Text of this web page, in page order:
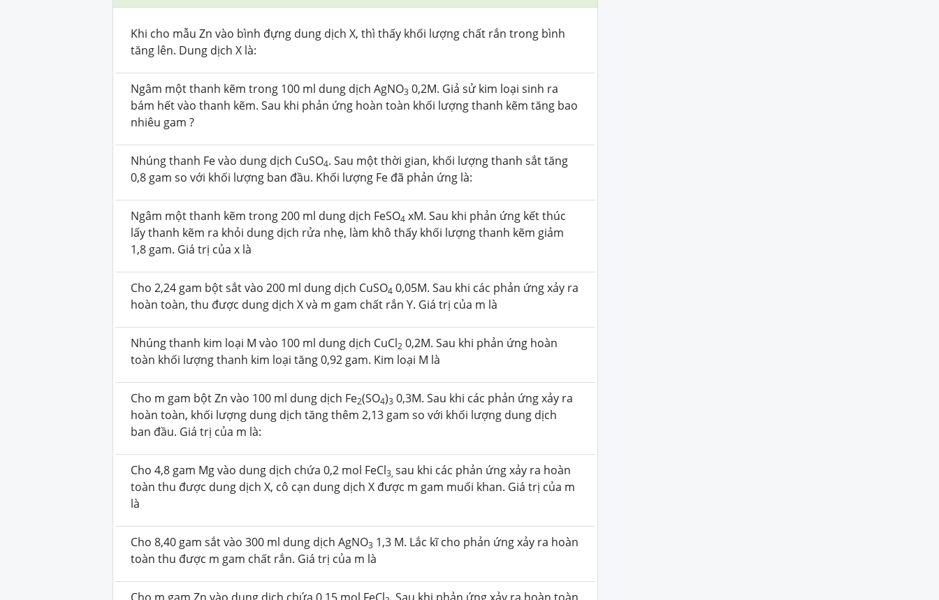
Khi cho mẫu Zn vào bình đựng dung dịch X, thì thấy khối lượng chất rắn trong bình
tăng lên. Dung dịch X là:
Ngâm một thanh kẽm trong 100 ml dung dịch AgNO3 0,2M. Giả sử kim loại sinh ra
bám hết vào thanh kẽm. Sau khi phản ứng hoàn toàn khối lượng thanh kẽm tăng bao
nhiêu gam ?
Nhúng thanh Fe vào dung dịch CuSO4. Sau một thời gian, khối lượng thanh sắt tăng
0,8 gam so với khối lượng ban đầu. Khối lượng Fe đã phản ứng là:
Ngâm một thanh kẽm trong 200 ml dung dịch FeSO4 xM. Sau khi phản ứng kết thúc
lấy thanh kẽm ra khỏi dung dịch rửa nhẹ, làm khô thấy khối lượng thanh kẽm giảm
1,8 gam. Giá trị của x là
Cho 2,24 gam bột sắt vào 200 ml dung dịch CuSO4 0,05M. Sau khi các phản ứng xảy ra
hoàn toàn, thu được dung dịch X và m gam chất rắn Y. Giá trị của m là
Nhúng thanh kim loại M vào 100 ml dung dịch CuCl2 0,2M. Sau khi phản ứng hoàn
toàn khối lượng thanh kim loại tăng 0,92 gam. Kim loại M là
Cho m gam bột Zn vào 100 ml dung dịch Fe2(SO4)3 0,3M. Sau khi các phản ứng xảy ra
hoàn toàn, khối lượng dung dịch tăng thêm 2,13 gam so với khối lượng dung dịch
ban đầu. Giá trị của m là:
Cho 4,8 gam Mg vào dung dịch chứa 0,2 mol FeCl3,sau khi các phản ứng xảy ra hoàn
toàn thu được dung dịch X, cô cạn dung dịch X được m gam muối khan. Giá trị của m
là
Cho 8,40 gam sắt vào 300 ml dung dịch AgNO3 1,3 M. Lắc kĩ cho phản ứng xảy ra hoàn
toàn thu được m gam chất rắn. Giá trị của m là